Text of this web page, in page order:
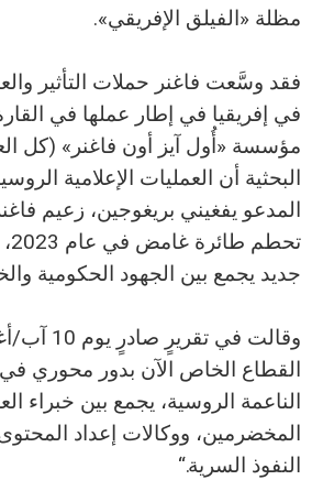
مظلة «الفيلق الإفريقي».
فقد وسَّعت فاغنر حملات التأثير
في إفريقيا في إطار عملها في
مؤسسة «أُول آيز أون فاغنر» (كل
البحثية أن العمليات الإعلامية
المدعو يفغيني بريغوجين، زعيم
جديد يجمع بين الجهود الحكومية
وقالت في
القطاع الخاص الآن بدور محوري في
الناعمة الروسية، يجمع بين خبراء
المخضرمين، ووكالات إعداد
النفوذ السرية.“